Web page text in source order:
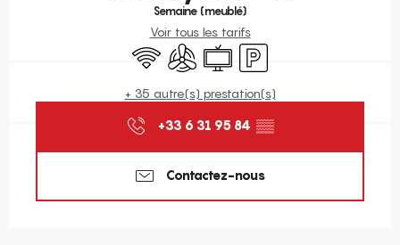
Semaine (meublé)
Voir tous les tarifs
WiFi Air conditionné
Télévision
Parking
+ 35 autre(s) prestation(s)
+33 6 31 95 84 ▒▒
Contactez-nous